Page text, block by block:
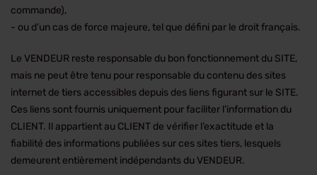
commande),
- ou d’un cas de force majeure, tel que défini par le droit français.
Le VENDEUR reste responsable du bon fonctionnement du SITE,
mais ne peut être tenu pour responsable du contenu des sites
internet de tiers accessibles depuis des liens figurant sur le SITE.
Ces liens sont fournis uniquement pour faciliter l’information du
CLIENT. Il appartient au CLIENT de vérifier l’exactitude et la
fiabilité des informations publiées sur ces sites tiers, lesquels
demeurent entièrement indépendants du VENDEUR.